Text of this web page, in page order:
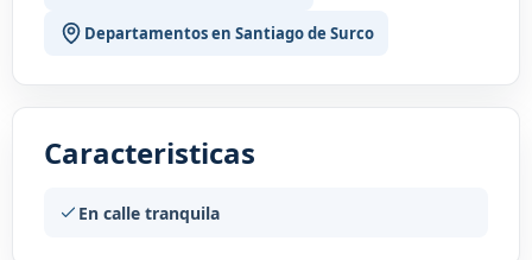
Departamentos en Santiago de Surco
Caracteristicas
En calle tranquila